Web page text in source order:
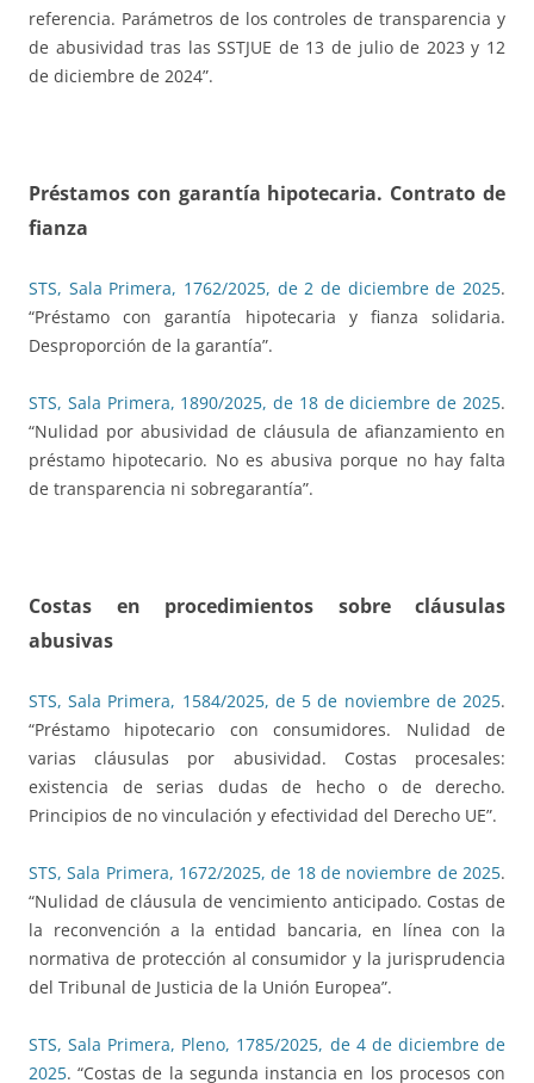
referencia. Parámetros de los controles de transparencia y
de abusividad tras las SSTJUE de 13 de julio de 2023 y 12
de diciembre de 2024”.
Préstamos con garantía hipotecaria. Contrato de
fianza
STS, Sala Primera, 1762/2025, de 2 de diciembre de 2025.
“Préstamo con garantía hipotecaria y fianza solidaria.
Desproporción de la garantía”.
STS, Sala Primera, 1890/2025, de 18 de diciembre de 2025.
“Nulidad por abusividad de cláusula de afianzamiento en
préstamo hipotecario. No es abusiva porque no hay falta
de transparencia ni sobregarantía”.
Costas en procedimientos sobre cláusulas
abusivas
STS, Sala Primera, 1584/2025, de 5 de noviembre de 2025.
“Préstamo hipotecario con consumidores. Nulidad de
varias cláusulas por abusividad. Costas procesales:
existencia de serias dudas de hecho o de derecho.
Principios de no vinculación y efectividad del Derecho UE”.
STS, Sala Primera, 1672/2025, de 18 de noviembre de 2025.
“Nulidad de cláusula de vencimiento anticipado. Costas de
la reconvención a la entidad bancaria, en línea con la
normativa de protección al consumidor y la jurisprudencia
del Tribunal de Justicia de la Unión Europea”.
STS, Sala Primera, Pleno, 1785/2025, de 4 de diciembre de
2025. “Costas de la segunda instancia en los procesos con